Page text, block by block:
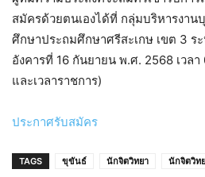
สมัครด้วยตนเองได้ที่ กลุ่มบริหารงา
ศึกษาประถมศึกษาศรีสะเกษ เขต 3 ร
อังคารที่ 16 กันยายน พ.ศ. 2568 เวล
และเวลาราชการ)
ประกาศรับสมัคร
TAGS ขุขันธ์ นักจิตวิทยา นักจิตวิท